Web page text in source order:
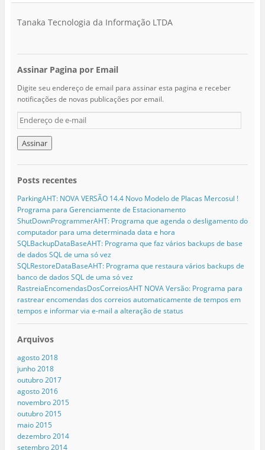
Tanaka Tecnologia da Informação LTDA
Assinar Pagina por Email
Digite seu endereço de email para assinar esta pagina e receber
notificações de novas publicações por email.
E
n
d
e
r
ç
o
d
e
e
-
m
a
i
l
Posts recentes
ParkingAHT: NOVA VERSÃO 14.4 Novo Modelo de Placas Mercosul !
Programa para Gerenciamente de Estacionamento
ShutDownProgrammerAHT: Programa que agenda o desligamento do
computador para uma determinada data e hora
SQLBackupDataBaseAHT: Programa que faz vários backups de base
de dados SQL de uma só vez
SQLRestoreDataBaseAHT: Programa que restaura vários backups de
banco de dados SQL de uma só vez
RastreiaEncomendasDosCorreiosAHT NOVA Versão: Programa para
rastrear encomendas dos correios automaticamente de tempos em
tempos e informar via e-mail a alteração de status
Arquivos
agosto 2018
junho 2018
outubro 2017
agosto 2016
novembro 2015
outubro 2015
maio 2015
dezembro 2014
setembro 2014